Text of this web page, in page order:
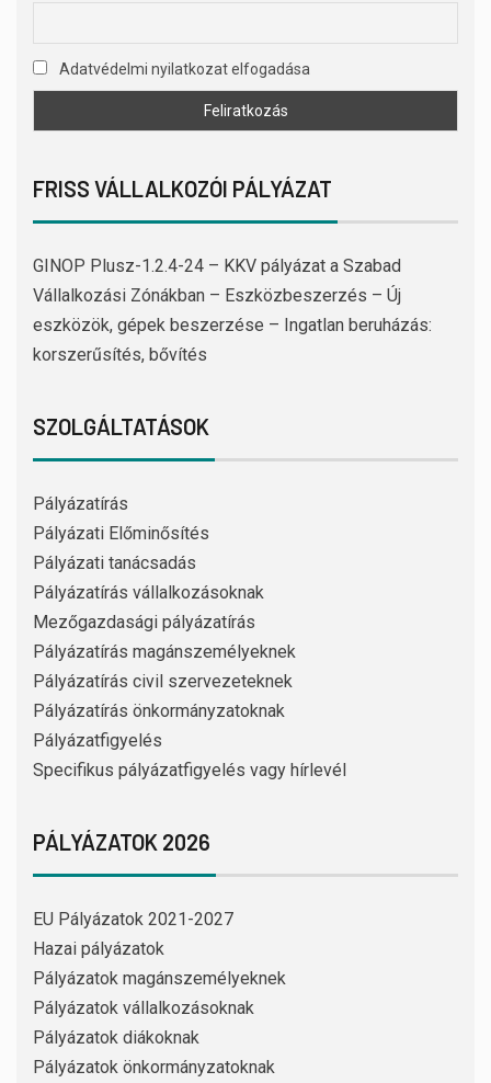
Adatvédelmi nyilatkozat elfogadása
FRISS VÁLLALKOZÓI PÁLYÁZAT
GINOP Plusz-1.2.4-24 – KKV pályázat a Szabad
Vállalkozási Zónákban – Eszközbeszerzés – Új
eszközök, gépek beszerzése – Ingatlan beruházás:
korszerűsítés, bővítés
SZOLGÁLTATÁSOK
Pályázatírás
Pályázati Előminősítés
Pályázati tanácsadás
Pályázatírás vállalkozásoknak
Mezőgazdasági pályázatírás
Pályázatírás magánszemélyeknek
Pályázatírás civil szervezeteknek
Pályázatírás önkormányzatoknak
Pályázatfigyelés
Specifikus pályázatfigyelés vagy hírlevél
PÁLYÁZATOK 2026
EU Pályázatok 2021-2027
Hazai pályázatok
Pályázatok magánszemélyeknek
Pályázatok vállalkozásoknak
Pályázatok diákoknak
Pályázatok önkormányzatoknak